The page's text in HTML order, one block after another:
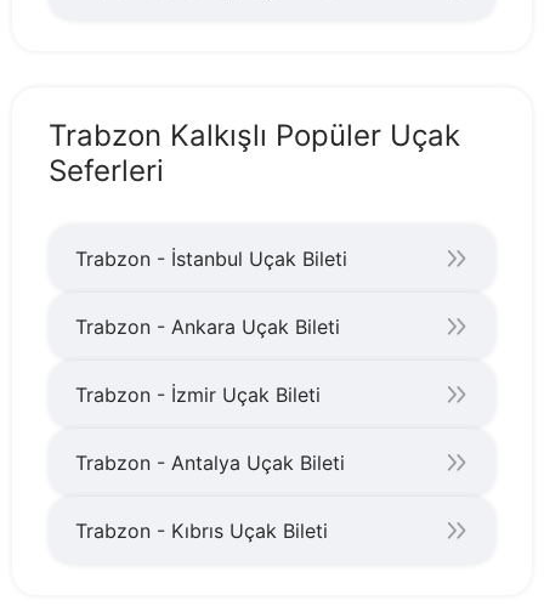
Trabzon Kalkışlı Popüler Uçak
Seferleri
Trabzon - İstanbul Uçak Bileti
Trabzon - Ankara Uçak Bileti
Trabzon - İzmir Uçak Bileti
Trabzon - Antalya Uçak Bileti
Trabzon - Kıbrıs Uçak Bileti